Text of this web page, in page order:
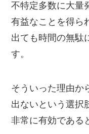
不特定多数に大量
有益なことを得ら
出ても時間の無駄
す。
そういった理由か
出ないという選択
非常に有効である